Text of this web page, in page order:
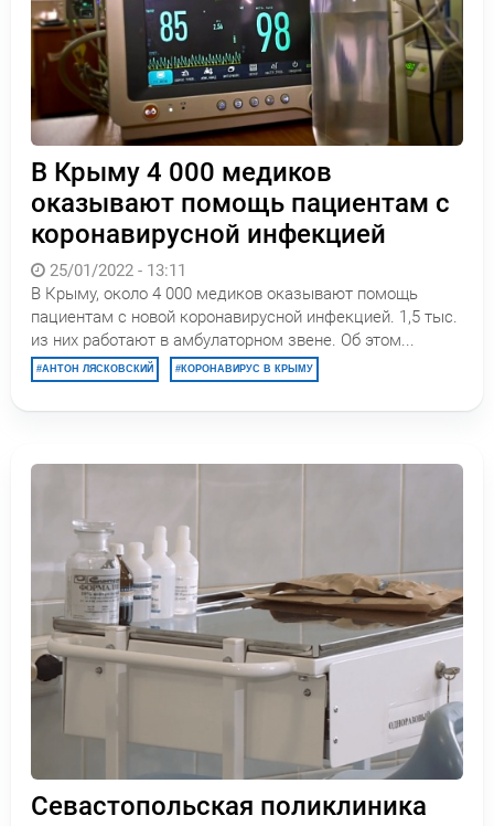
В Крыму 4 000 медиков
оказывают помощь пациентам с
коронавирусной инфекцией
25/01/2022 - 13:11
В Крыму, около 4 000 медиков оказывают помощь
пациентам с новой коронавирусной инфекцией. 1,5 тыс.
из них работают в амбулаторном звене. Об этом...
АНТОН ЛЯСКОВСКИЙ КОРОНАВИРУС В КРЫМУ
Севастопольская поликлиника